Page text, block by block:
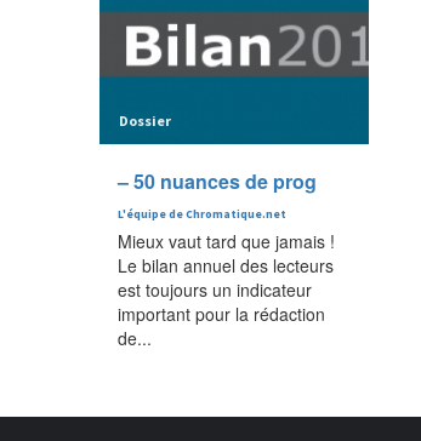
Dossier
– 50 nuances de prog
L'équipe de Chromatique.net
Mieux vaut tard que jamais !
Le bilan annuel des lecteurs
est toujours un indicateur
important pour la rédaction
de...